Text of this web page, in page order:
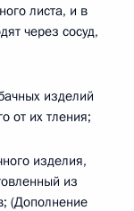
листа, и в
через сосуд,
изделий
от их тления;
изделия,
из
(Дополнение